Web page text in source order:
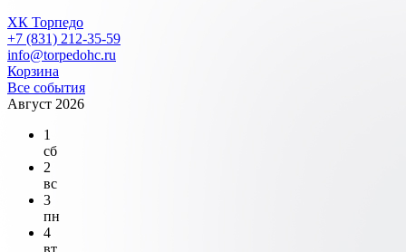
ХК Торпедо
+7 (831) 212-35-59
info@torpedohc.ru
Корзина
Все события
Август 2026
1
сб
2
вс
3
пн
4
вт